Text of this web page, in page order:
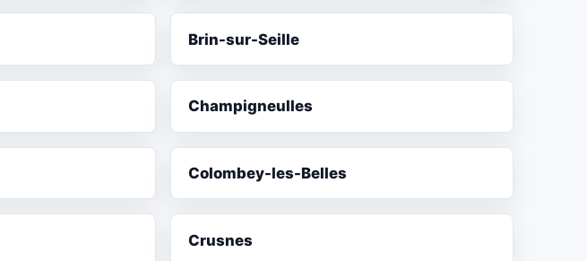
Brin-sur-Seille
Champigneulles
Colombey-les-Belles
Crusnes